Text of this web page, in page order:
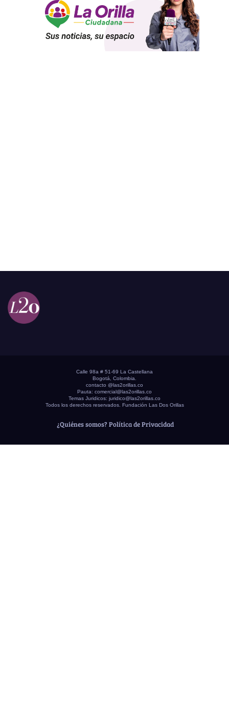
Calle 98a # 51-69 La Castellana
Bogotá, Colombia.
contacto @las2orillas.co
Pauta: comercial@las2orillas.co
Temas Juridicos: juridico@las2orillas.co
Todos los derechos reservados. Fundación Las Dos Orillas
¿Quiénes somos? Política de Privacidad